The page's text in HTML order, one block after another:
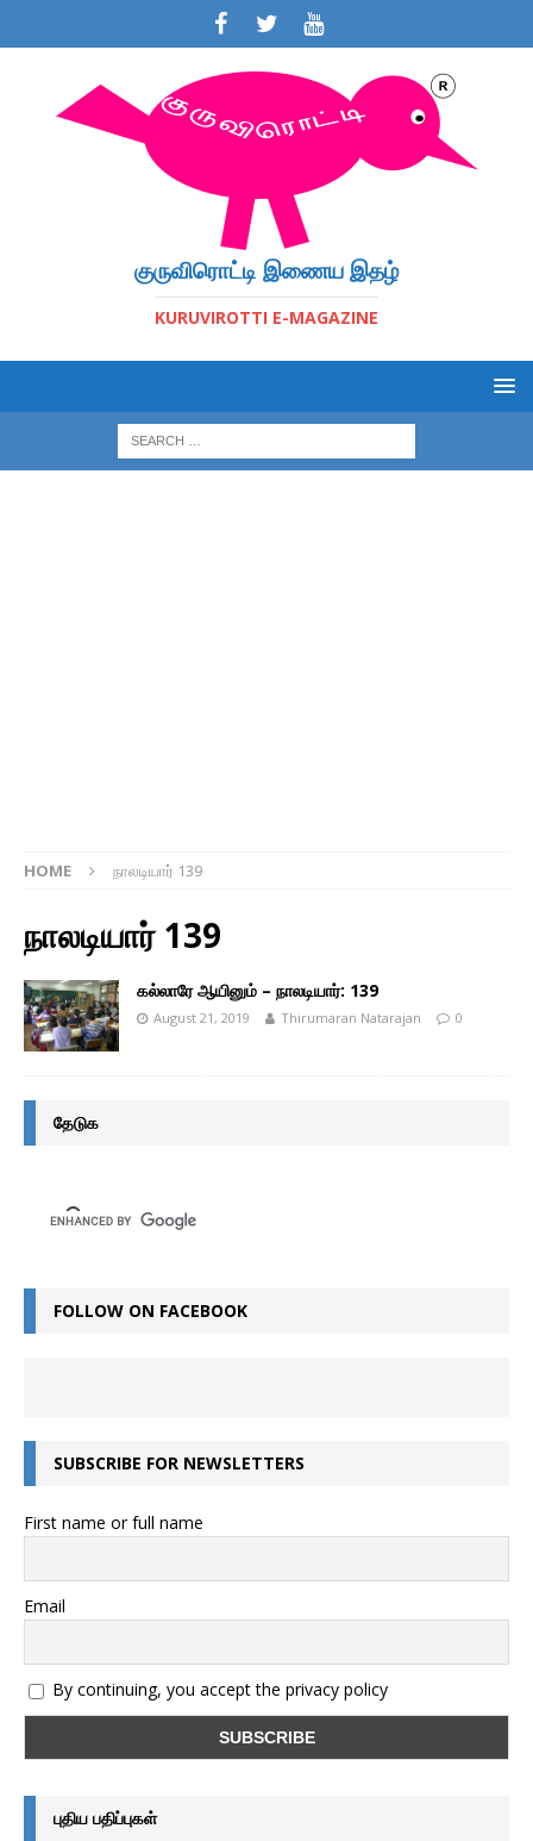
குருவிரொட்டி இணைய இதழ்
KURUVIROTTI E-MAGAZINE
HOME நாலடியார் 139
நாலடியார் 139
கல்லாரே ஆயினும் – நாலடியார்: 139
August 21, 2019 Thirumaran Natarajan 0
தேடுக
FOLLOW ON FACEBOOK
SUBSCRIBE FOR NEWSLETTERS
First name or full name
Email
By continuing, you accept the privacy policy
புதிய பதிப்புகள்